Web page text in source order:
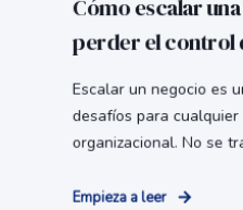
Cómo escalar
perder el control
Escalar un negocio es
desafíos para
organizacional. No se
Empieza a leer